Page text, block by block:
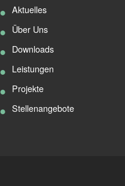
Aktuelles
Über Uns
Downloads
Leistungen
Projekte
Stellenangebote